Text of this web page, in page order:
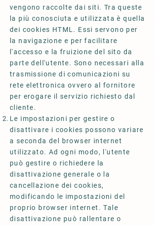
vengono raccolte dai siti. Tra queste
la più conosciuta e utilizzata è quella
dei cookies HTML. Essi servono per
la navigazione e per facilitare
l'accesso e la fruizione del sito da
parte dell'utente. Sono necessari alla
trasmissione di comunicazioni su
rete elettronica ovvero al fornitore
per erogare il servizio richiesto dal
cliente.
Le impostazioni per gestire o
disattivare i cookies possono variare
a seconda del browser internet
utilizzato. Ad ogni modo, l'utente
può gestire o richiedere la
disattivazione generale o la
cancellazione dei cookies,
modificando le impostazioni del
proprio browser internet. Tale
disattivazione può rallentare o